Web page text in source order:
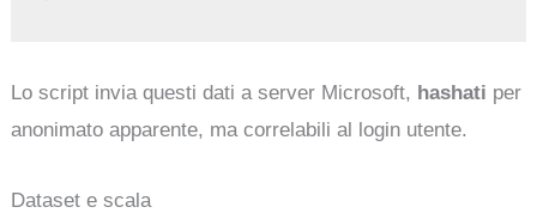
Lo script invia questi dati a server Microsoft, hashati per
anonimato apparente, ma correlabili al login utente.
Dataset e scala